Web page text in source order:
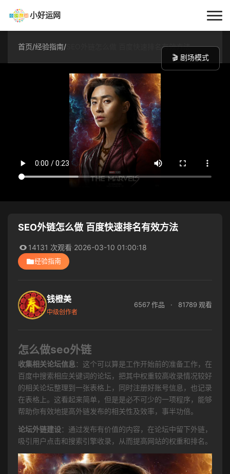
小好运网
首页
生活资讯
首页 /经验指南/ SEO外链怎么做 百度快速排名有效方法
SEO外链怎么做 百度快速排名有效方法
14131 次观看·2026-03-10 01:00:18
经验指南
钱橙美
中级创作者
6567 作品 · 81789 观看
怎么做seo外链
收集相关论坛信息 ：这个可以算是工作开始前的准备工作，在
百度中搜索相应关键词的论坛，把其中权重较高收录情况较好
的相关论坛整理到一张表格上，同时注册好账号信息，也记录
在表格上。这看起来简单，但是是必不可少的一项程序，能够
帮助你有效地提高外链发布的相关性及效率，事半功倍。
论坛外链建设 ：通过发布有价值的内容，在论坛中留下外链，
吸引用户点击和搜索引擎收录，从而提高网站的权重和排名。
🎬 剧场模式